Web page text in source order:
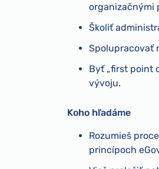
organizačnými
Školiť
Spolupracovať
Byť „first point
vývoju.
Koho hľadáme
Rozumieš
princípoch